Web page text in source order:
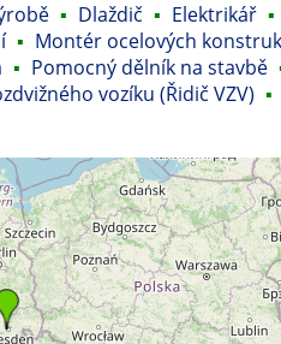
▪ Dlaždič ▪ Elektrikář ▪
▪ Montér ocelových
▪ Pomocný dělník na stavbě
vozíku (Řidič VZV) ▪